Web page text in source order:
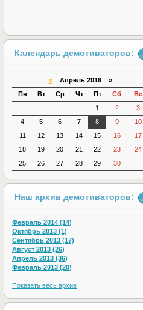
Календарь демотиваторов:
«Апрель 2016 »
Пн
Вт Ср Чт Пт Сб
Вс
1
2
3
4
5 6 7 8 9
10
11
12 13 14 15 16
17
18
19 20 21 22 23
24
25
26 27 28 29 30
Наш архив демотиваторов:
Февраль 2014 (14)
Октябрь 2013 (1)
Сентябрь 2013 (17)
Август 2013 (26)
Апрель 2013 (36)
Февраль 2013 (20)
Показать весь архив